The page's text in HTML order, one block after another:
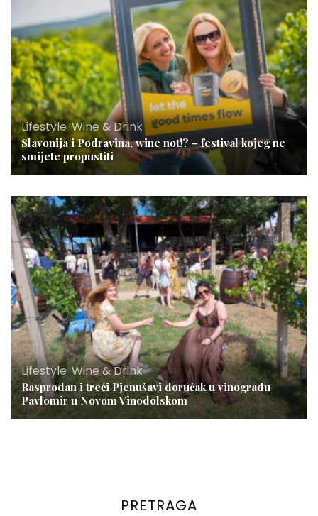
Lifestyle,Wine & Drink
Slavonija i Podravina, wine not!? – festival kojeg ne
smijete propustiti
Lifestyle,Wine & Drink
Rasprodan i treći Pjenušavi doručak u vinogradu
Pavlomir u Novom Vinodolskom
PRETRAGA